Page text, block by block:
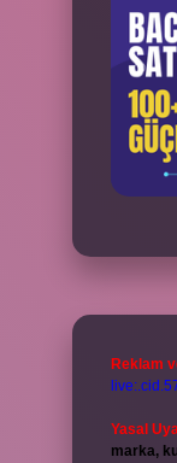
Reklam
Yasal
marka,